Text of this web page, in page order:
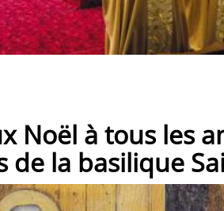
Noël à tous les
de la basilique